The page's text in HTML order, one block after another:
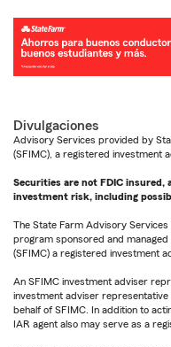
Divulgaciones
Advisory Services provided by
(SFIMC), a registered investment
Securities are not FDIC insured,
investment risk, including
The State Farm Advisory
program sponsored and
(SFIMC) a registered investment
An SFIMC investment adviser
investment adviser
behalf of SFIMC. In addition to
IAR agent also may serve as a